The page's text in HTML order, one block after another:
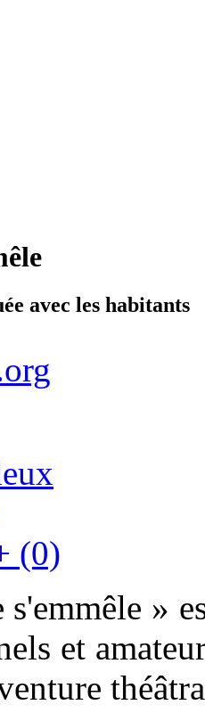
avec les habitants
(0)
s'emmêle »
et